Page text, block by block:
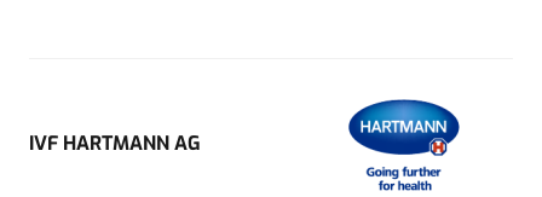
IVF HARTMANN AG